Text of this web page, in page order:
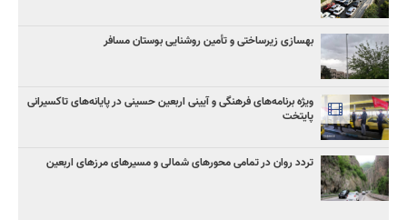
بهسازی زیرساختی و تأمین روشنایی بوستان مسافر
ویژه برنامه‌های فرهنگی و آیینی اربعین حسینی در پایانه‌های تاکسیرانی
پایتخت
تردد روان در تمامی محورهای شمالی و مسیرهای مرزهای اربعین